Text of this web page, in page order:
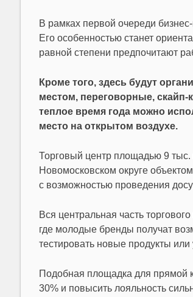
В рамках первой очереди
Его особенностью станет
равной степени предпочитают
Кроме того, здесь будут
местом, переговорные,
теплое время года можно
место на открытом воздухе.
Торговый центр площадью 9 тыс.
Новомосковском округе
с возможностью проведения
Вся центральная часть
где молодые бренды получат
тестировать новые продукты
Подобная площадка для прямой
30% и повысить лояльность